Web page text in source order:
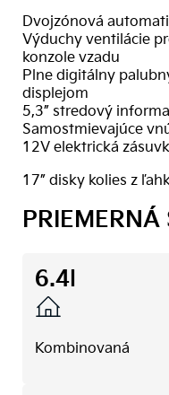
Dvojzónová
Výduchy ventilácie
konzole vzadu
Plne digitálny
displejom
5,3” stredový
Samostmievajúce
12V elektrická
17” disky kolies z
PRIEMERNÁ
6.4l
Kombinovaná